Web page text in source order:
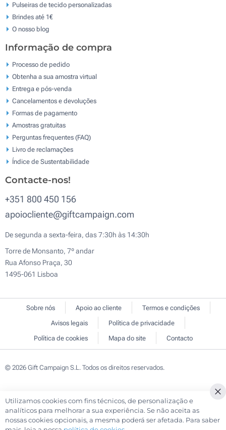
Pulseiras de tecido personalizadas
Brindes até 1€
O nosso blog
Informação de compra
Processo de pedido
Obtenha a sua amostra virtual
Entrega e pós-venda
Cancelamentos e devoluções
Formas de pagamento
Amostras gratuitas
Perguntas frequentes (FAQ)
Livro de reclamaçōes
Índice de Sustentabilidade
Contacte-nos!
+351 800 450 156
apoiocliente@giftcampaign.com
De segunda a sexta-feira, das 7:30h às 14:30h
Torre de Monsanto, 7º andar
Rua Afonso Praça, 30
1495-061 Lisboa
Sobre nós Apoio ao cliente
Termos e condições
Avisos legais
Política de privacidade
Política de cookies
Mapa do site Contacto
© 2026 Gift Campaign S.L. Todos os direitos reservados.
Utilizamos cookies com fins técnicos, de personalização e
analíticos para melhorar a sua experiência. Se não aceita as
nossas cookies opcionais, a mesma poderá ser afetada. Para saber